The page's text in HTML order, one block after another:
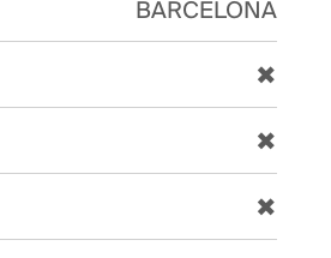
BARCELONA
✖
✖
✖